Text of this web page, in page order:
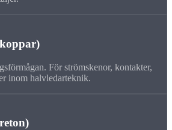
För strömskenor, kontakter,
inom halvledarteknik.